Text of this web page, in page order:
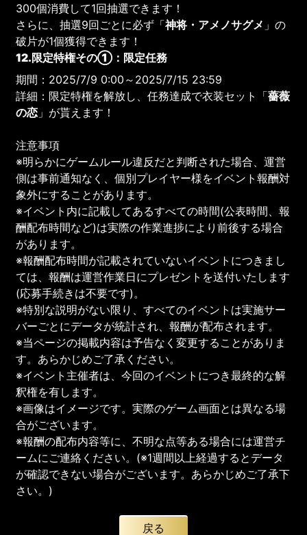
300個消費して1回抽選できます！
さらに、抽選9回ごとに必ず「神将・アメノサグメ 」の
破片が1個獲得できます！
12.限定特権その①：限定任務
期間：2025/7/9 0:00～2025/7/15 23:59
詳細：限定特権を解放し、任務達成で衣装セット「薔薇
の恋 」が貰えます！
注意事項
※明らかにゲームルール違反だと判断された場合、運営
側は事前通知なく、個別プレイヤー様をイベント報酬対
象外にすることがあります。
※イベント内に記載してあるすべての時間(公表時間、報
酬配布時間など)は実際の作業進捗により前後する場合
があります。
※報酬配布時間が記載されていないイベントにつきまし
ては、報酬は運営作業日にプレゼントを送付いたします
(応募手続きは不要です)。
※特別な説明がない限り、すべてのイベントは実施サー
バーごとにデータが統計され、報酬が配布されます。
※当ページの掲載内容は予告なく変更することがありま
す。あらかじめご了承ください。
※イベント主催者は、今回のイベントにつき最終的な解
釈権を有します。
※画像はイメージです。実際のゲーム画面とは異なる場
合がございます。
※報酬の配布内容等に、不明な点等ある場合には運営チ
ームにご連絡ください。(※1週間以上経過するとデータ
が確認できない場合がございます。あらかじめご了承下
さい。)
戻る